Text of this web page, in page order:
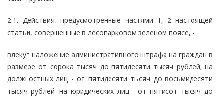
2.1. Действия, предусмотренные частями 1, 2 настоящей
статьи, совершенные в лесопарковом зеленом поясе, -
влекут наложение административного штрафа на граждан в
размере от сорока тысяч до пятидесяти тысяч рублей; на
должностных лиц - от пятидесяти тысяч до восьмидесяти
тысяч рублей; на юридических лиц - от пятисот тысяч до